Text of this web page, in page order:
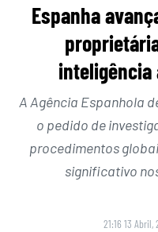
Espanha
inteligência
A Agência Espanhola
o pedido de
procedimentos
significativo
21:16 13 Abril,